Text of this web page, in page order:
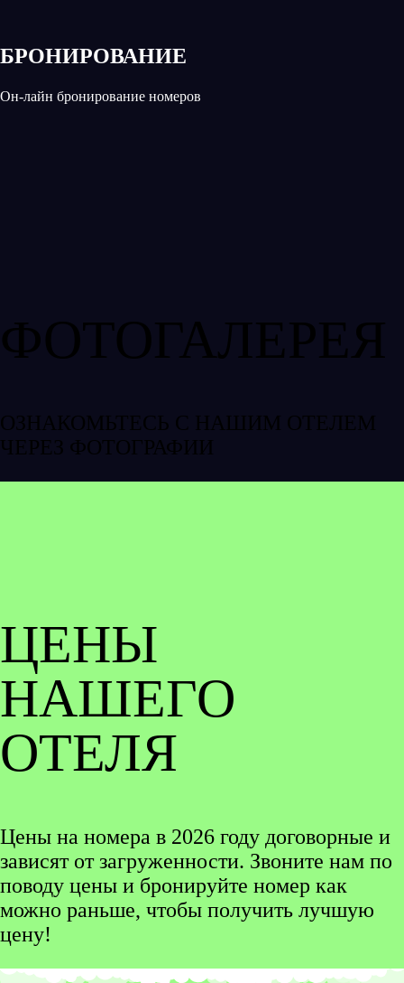
БРОНИРОВАНИЕ
Он-лайн бронирование номеров
ФОТОГАЛЕРЕЯ
ОЗНАКОМЬТЕСЬ С НАШИМ ОТЕЛЕМ
ЧЕРЕЗ ФОТОГРАФИИ
ЦЕНЫ
НАШЕГО
ОТЕЛЯ
Цены на номера в 2026 году договорные и
зависят от загруженности. Звоните нам по
поводу цены и бронируйте номер как
можно раньше, чтобы получить лучшую
цену!